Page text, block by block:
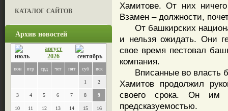
КАТАЛОГ САЙТОВ
Архив новостей
август
2026
пон втр срд чет пят суб вск
1 2
3 4 5 6 7 8 9
10 11 12 13 14 15 16
Хамитове. От них
Взамен – должности,
От башкирских
и нельзя ожидать. Они
свое время пестовал
компания.
Вписанные во власть
Хамитов продолжил
своего срока. Он им
предсказуемостью.